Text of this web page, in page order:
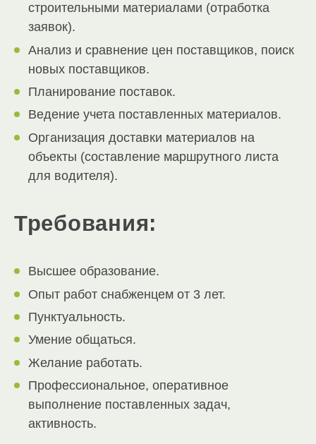
строительными материалами (отработка
заявок).
Анализ и сравнение цен поставщиков, поиск
новых поставщиков.
Планирование поставок.
Ведение учета поставленных материалов.
Организация доставки материалов на
объекты (составление маршрутного листа
для водителя).
Требования:
Высшее образование.
Опыт работ снабженцем от 3 лет.
Пунктуальность.
Умение общаться.
Желание работать.
Профессиональное, оперативное
выполнение поставленных задач,
активность.